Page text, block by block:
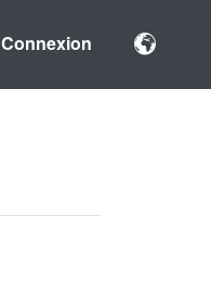
Connexion